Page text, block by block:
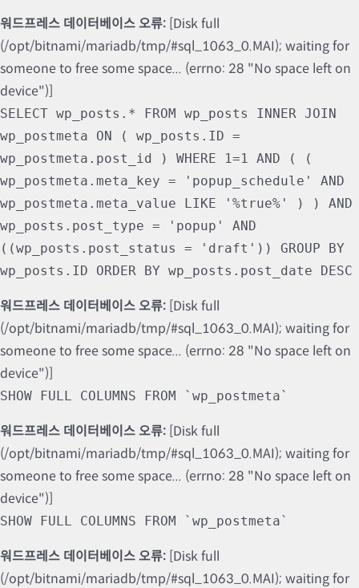
워드프레스 데이터베이스 오류: [Disk full
(/opt/bitnami/mariadb/tmp/#sql_1063_0.MAI); waiting for
someone to free some space... (errno: 28 "No space left on
device")]
SELECT wp_posts.* FROM wp_posts INNER JOIN
wp_postmeta ON ( wp_posts.ID =
wp_postmeta.post_id ) WHERE 1=1 AND ( (
wp_postmeta.meta_key = 'popup_schedule' AND
wp_postmeta.meta_value LIKE '%true%' ) ) AND
wp_posts.post_type = 'popup' AND
((wp_posts.post_status = 'draft')) GROUP BY
wp_posts.ID ORDER BY wp_posts.post_date DESC
워드프레스 데이터베이스 오류: [Disk full
(/opt/bitnami/mariadb/tmp/#sql_1063_0.MAI); waiting for
someone to free some space... (errno: 28 "No space left on
device")]
SHOW FULL COLUMNS FROM `wp_postmeta`
워드프레스 데이터베이스 오류: [Disk full
(/opt/bitnami/mariadb/tmp/#sql_1063_0.MAI); waiting for
someone to free some space... (errno: 28 "No space left on
device")]
SHOW FULL COLUMNS FROM `wp_postmeta`
워드프레스 데이터베이스 오류: [Disk full
(/opt/bitnami/mariadb/tmp/#sql_1063_0.MAI); waiting for